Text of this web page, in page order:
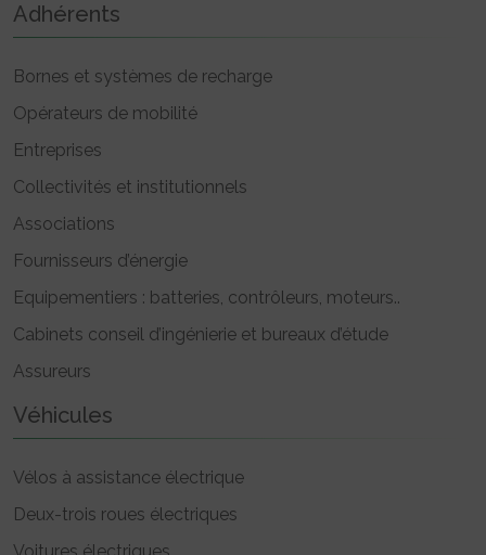
Adhérents
Bornes et systèmes de recharge
Opérateurs de mobilité
Entreprises
Collectivités et institutionnels
Associations
Fournisseurs d’énergie
Equipementiers : batteries, contrôleurs, moteurs..
Cabinets conseil d’ingénierie et bureaux d’étude
Assureurs
Véhicules
Vélos à assistance électrique
Deux-trois roues électriques